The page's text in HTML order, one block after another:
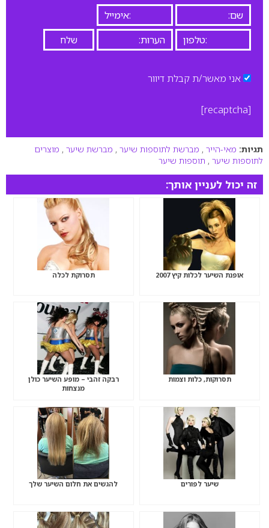
אני מאשר/ת קבלת דיוור
[recaptcha]
תגיות: מאי-הייר , מברשת לתוספות שיער , מברשת שיער , מוצרים
לתוספות שיער , תוספות שיער
זה יכול לעניין אותך:
אופנת השיער לכלות קיץ 2007 תסרוקת לכלה
תסרוקות, כלות וצמות
רבקה זהבי – מופע השיער כולן
מנצחות
שיער לפורים להגשים את חלום השיער שלך